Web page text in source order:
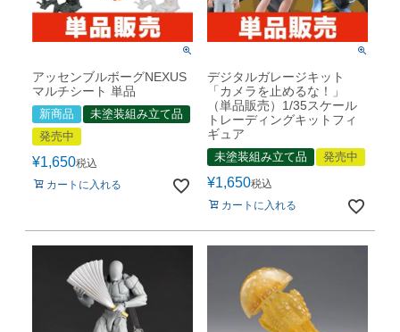
アッセンブルボーグNEXUS
マルチシート 単品
新商品
未塗装組み立て品
発売中
¥1,650税込
カートに入れる
デジタルガレージキット
「カメラを止めるな！」
（単品販売）1/35スケール
トレーディングキットフィ
ギュア
未塗装組み立て品 発売中
¥1,650税込
カートに入れる